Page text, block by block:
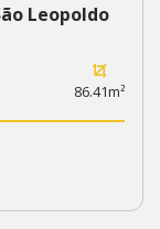
Leopoldo
86.41m²